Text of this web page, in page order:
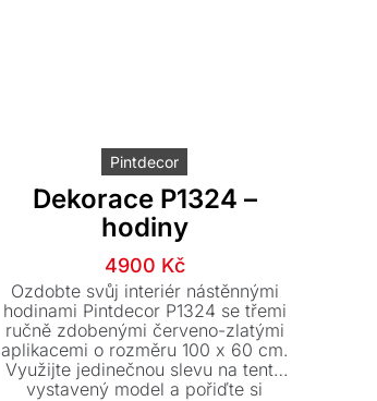
Pintdecor
Dekorace P1324 –
hodiny
Původní
cena
byla:
11590 Kč.
4900 Kč
Aktuální
cena
je:
4900 Kč.
Ozdobte svůj interiér nástěnnými
hodinami Pintdecor P1324 se třemi
ručně zdobenými červeno-zlatými
aplikacemi o rozměru 100 x 60 cm.
Využijte jedinečnou slevu na tento
vystavený model a pořiďte si